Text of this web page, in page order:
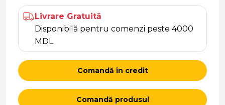
Livrare Gratuită
Disponibilă pentru comenzi peste 4000
MDL
Comandă în credit
Comandă produsul